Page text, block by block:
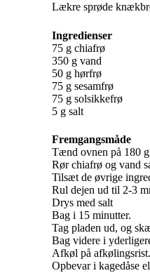
Lækre sprøde
Ingredienser
75 g chiafrø
350 g vand
50 g hørfrø
75 g sesamfrø
75 g solsikkefrø
5 g salt
Fremgangsmåde
Tænd ovnen på 180
Rør chiafrø og vand
Tilsæt de øvrige
Rul dejen ud til 2-3
Drys med salt
Bag i 15 minutter.
Tag pladen ud, og
Bag videre i
Afkøl på afkølingsrist.
Opbevar i kagedåse